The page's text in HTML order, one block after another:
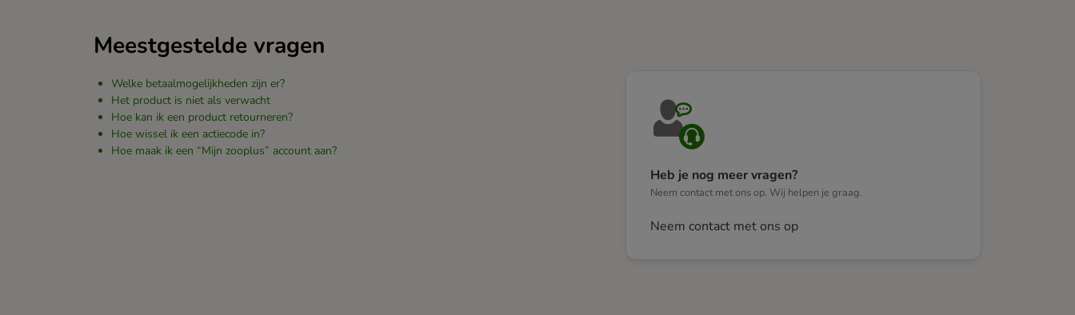
Meestgestelde vragen
Welke betaalmogelijkheden zijn er?
Het product is niet als verwacht
Hoe kan ik een product retourneren?
Hoe wissel ik een actiecode in?
Hoe maak ik een “Mijn zooplus” account aan?
Heb je nog meer vragen?
Neem contact met ons op. Wij helpen je graag.
Neem contact met ons op